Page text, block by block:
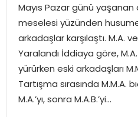
SPOR
EKONOMI
MAGAZIN
DÜNYA
Mayıs Pazar günü
meselesi yüzünden
arkadaşlar karşılaştı. M.A.
Yaralandı İddiaya göre,
yürürken eski arkadaşları
Tartışma sırasında M.M.A.
M.A.’yı, sonra M.A.B.’yi…